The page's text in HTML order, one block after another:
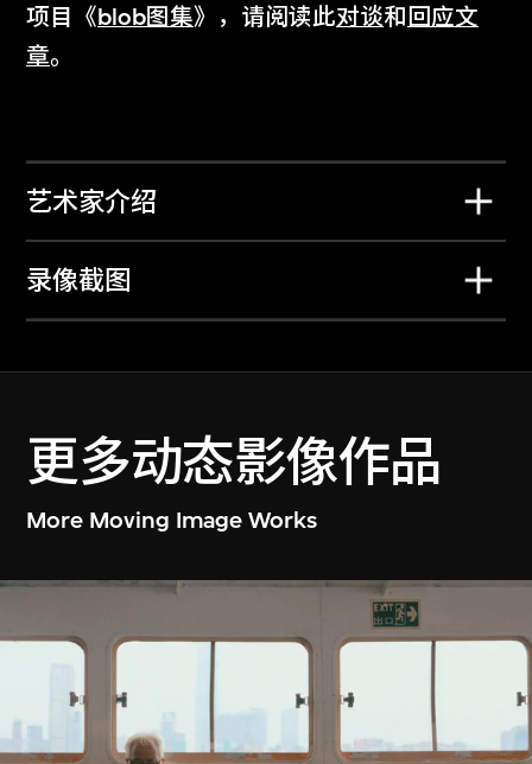
项目《blob图集》，请阅读此对谈和 回应文
章。
艺术家介绍
录像截图
更多动态影像作品
More Moving Image Works
何子彦
2025年3月22日至6
2024年11月7日至
邵志飞
可读城市 香港
2024年7月19日至
10月27日
杨福东
雍雀
月27日